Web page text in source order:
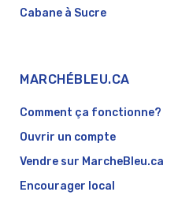
Cabane à Sucre
MARCHÉBLEU.CA
Comment ça fonctionne?
Ouvrir un compte
Vendre sur MarcheBleu.ca
Encourager local